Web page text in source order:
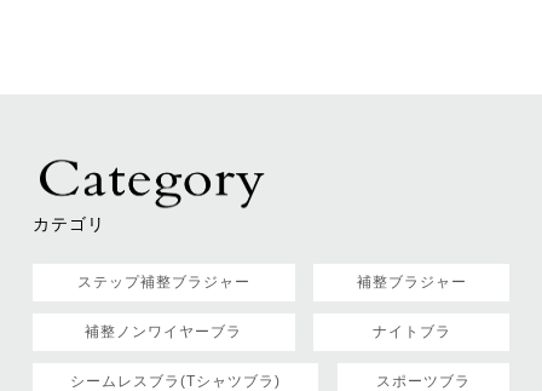
カテゴリ
ステップ補整ブラジャー 補整ブラジャー
補整ノンワイヤーブラ ナイトブラ
シームレスブラ(Tシャツブラ) スポーツブラ